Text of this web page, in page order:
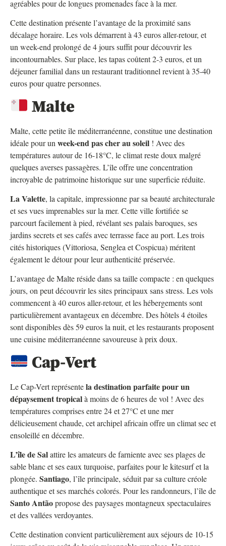
agréables pour de longues promenades face à la mer.
Cette destination présente l’avantage de la proximité sans
décalage horaire. Les vols démarrent à 43 euros aller-retour, et
un week-end prolongé de 4 jours suffit pour découvrir les
incontournables. Sur place, les tapas coûtent 2-3 euros, et un
déjeuner familial dans un restaurant traditionnel revient à 35-40
euros pour quatre personnes.
Malte
Malte, cette petite île méditerranéenne, constitue une destination
idéale pour un week-end pas cher au soleil ! Avec des
températures autour de 16-18°C, le climat reste doux malgré
quelques averses passagères. L’île offre une concentration
incroyable de patrimoine historique sur une superficie réduite.
La Valette, la capitale, impressionne par sa beauté architecturale
et ses vues imprenables sur la mer. Cette ville fortifiée se
parcourt facilement à pied, révélant ses palais baroques, ses
jardins secrets et ses cafés avec terrasse face au port. Les trois
cités historiques (Vittoriosa, Senglea et Cospicua) méritent
également le détour pour leur authenticité préservée.
L’avantage de Malte réside dans sa taille compacte : en quelques
jours, on peut découvrir les sites principaux sans stress. Les vols
commencent à 40 euros aller-retour, et les hébergements sont
particulièrement avantageux en décembre. Des hôtels 4 étoiles
sont disponibles dès 59 euros la nuit, et les restaurants proposent
une cuisine méditerranéenne savoureuse à prix doux.
Cap-Vert
Le Cap-Vert représentela destination parfaite pour un
dépaysement tropicalà moins de 6 heures de vol ! Avec des
températures comprises entre 24 et 27°C et une mer
délicieusement chaude, cet archipel africain offre un climat sec et
ensoleillé en décembre.
L’île de Salattire les amateurs de farniente avec ses plages de
sable blanc et ses eaux turquoise, parfaites pour le kitesurf et la
plongée. Santiago, l’île principale, séduit par sa culture créole
authentique et ses marchés colorés. Pour les randonneurs, l’île de
Santo Antãopropose des paysages montagneux spectaculaires
et des vallées verdoyantes.
Cette destination convient particulièrement aux séjours de 10-15